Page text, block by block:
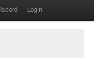
Login